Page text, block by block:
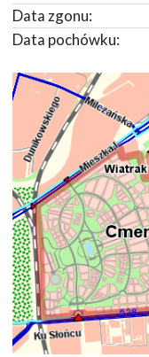
Data zgonu:
Data pochówku: